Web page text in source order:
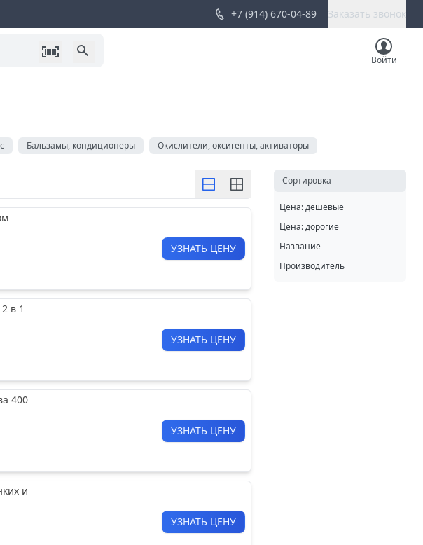
+7 (914) 670-04-89 Заказать звонок
Войти
Бальзамы, кондиционеры Oкислители, оксигенты, активаторы
УЗНАТЬ ЦЕНУ
в 1
УЗНАТЬ ЦЕНУ
400
УЗНАТЬ ЦЕНУ
и
УЗНАТЬ ЦЕНУ
Cортировка
Цена: дешевые
Цена: дорогие
Название
Производитель